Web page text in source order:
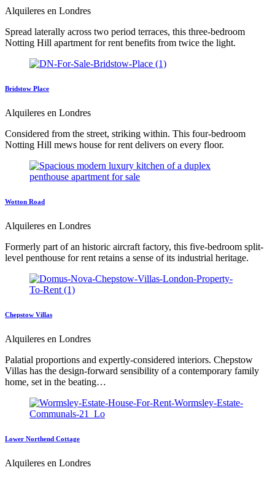
Alquileres en Londres
Spread laterally across two period terraces, this three-bedroom
Notting Hill apartment for rent benefits from twice the light.
Bridstow Place
Alquileres en Londres
Considered from the street, striking within. This four-bedroom
Notting Hill mews house for rent delivers on every floor.
Wotton Road
Alquileres en Londres
Formerly part of an historic aircraft factory, this five-bedroom split-
level penthouse for rent retains a sense of its industrial heritage.
Chepstow Villas
Alquileres en Londres
Palatial proportions and expertly-considered interiors. Chepstow
Villas has the design-forward sensibility of a contemporary family
home, set in the beating…
Lower Northend Cottage
Alquileres en Londres